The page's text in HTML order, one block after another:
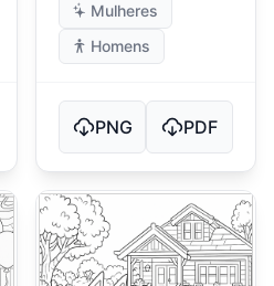
Mulheres
Homens
PNG PDF